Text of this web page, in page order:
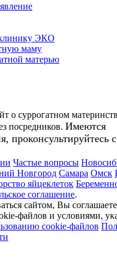
ЭКО
маму
матерью
о суррогатном
посредников. Имеются
проконсультируйтесь
Частые вопросы
Новгород Самара Омск
яйцеклеток
соглашение.
сайтом, Вы
файлов и условиями,
cookie-файлов